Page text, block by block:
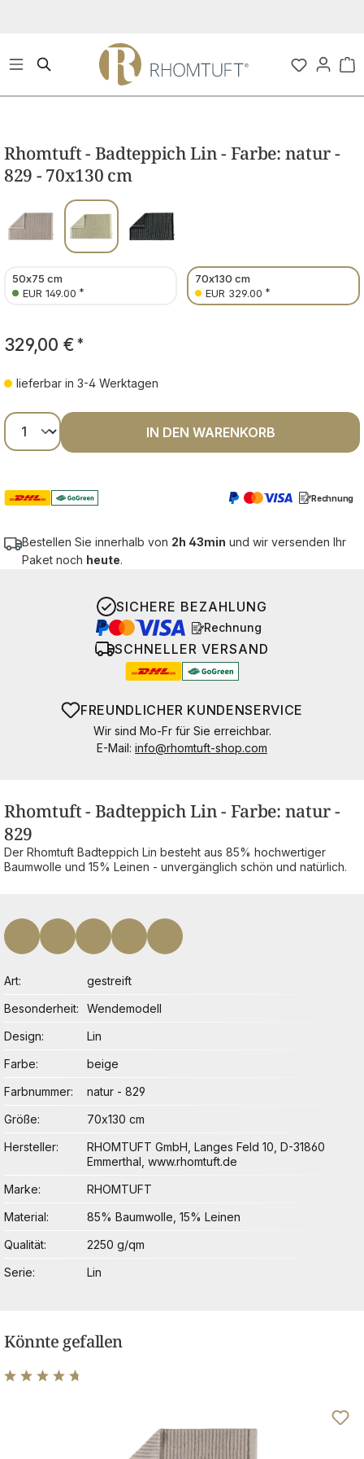
Rhomtuft - Badteppich Lin - Farbe: natur -
829 - 70x130 cm
50x75 cm
EUR 149.00 *
70x130 cm
EUR 329.00 *
329,00 € *
lieferbar in 3-4 Werktagen
Produkt Anzahl: Gib den gewünschten
IN DEN WARENKORB
Rechnung
Bestellen Sie innerhalb von 2h 43min und wir versenden Ihr
Paket noch heute.
SICHERE BEZAHLUNG
Rechnung
SCHNELLER VERSAND
FREUNDLICHER KUNDENSERVICE
Wir sind Mo-Fr für Sie erreichbar.
E-Mail: info@rhomtuft-shop.com
Rhomtuft - Badteppich Lin - Farbe: natur -
829
Der Rhomtuft Badteppich Lin besteht aus 85% hochwertiger
Baumwolle und 15% Leinen - unvergänglich schön und natürlich.
Art
gestreift
Besonderheit
Wendemodell
Design
Lin
Farbe
beige
Farbnummer
natur - 829
Größe
70x130 cm
Hersteller
RHOMTUFT GmbH, Langes Feld 10, D-31860
Emmerthal, www.rhomtuft.de
Marke
RHOMTUFT
Material
85% Baumwolle, 15% Leinen
Qualität
2250 g/qm
Serie
Lin
Könnte gefallen